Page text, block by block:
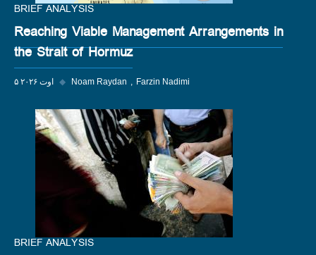
BRIEF ANALYSIS
Reaching Viable Management Arrangements in
the Strait of Hormuz
۵ اوت ۲۰۲۶ ◆ Noam Raydan Farzin Nadimi
BRIEF ANALYSIS